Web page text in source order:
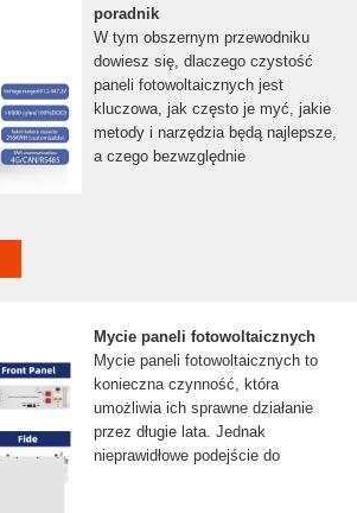
poradnik
W tym obszernym przewodniku
dowiesz się, dlaczego czystość
paneli fotowoltaicznych jest
kluczowa, jak często je myć, jakie
metody i narzędzia będą najlepsze,
a czego bezwzględnie
Mycie paneli fotowoltaicznych
Mycie paneli fotowoltaicznych to
konieczna czynność, która
umożliwia ich sprawne działanie
przez długie lata. Jednak
nieprawidłowe podejście do